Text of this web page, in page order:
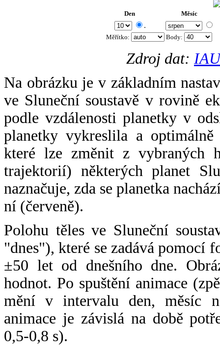
Den Měsíc
.
Měřítko: Body:
Zdroj dat:
Na obrázku je v základním
ve Sluneční soustavě v rovině
podle vzdálenosti planetky v
planetky vykreslila a
které lze změnit z vybraných
trajektorií) některých planet
naznačuje, zda se planetka
ní (červeně).
Polohu těles ve Sluneční
"dnes"), které se zadává pomocí
±50 let od dnešního dne.
hodnot. Po spuštění animace
mění v intervalu den, měsíc
animace je závislá na době
0,5-0,8 s).